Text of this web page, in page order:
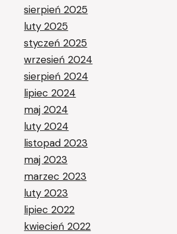
sierpień 2025
luty 2025
styczeń 2025
wrzesień 2024
sierpień 2024
lipiec 2024
maj 2024
luty 2024
listopad 2023
maj 2023
marzec 2023
luty 2023
lipiec 2022
kwiecień 2022